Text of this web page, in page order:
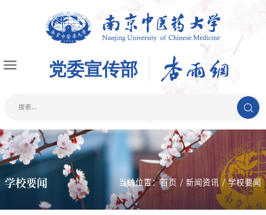
当前位置：首页 / 新闻资讯 / 学校要闻
学校要闻